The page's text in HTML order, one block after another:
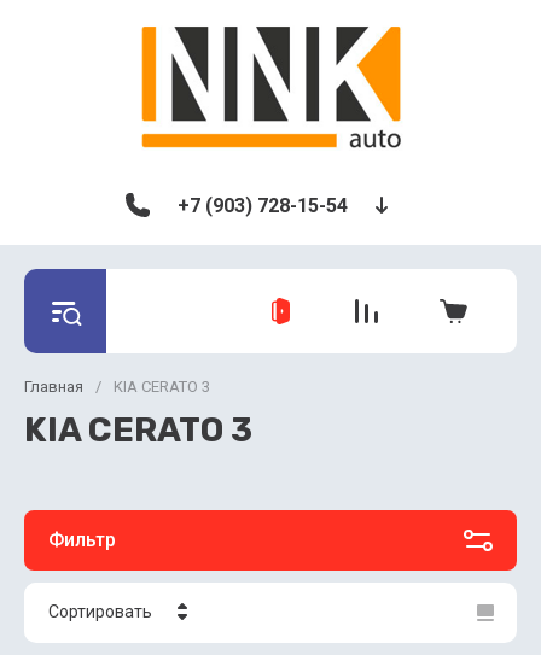
+7 (903) 728-15-54
Главная / KIA CERATO 3
KIA CERATO 3
Фильтр
Сортировать